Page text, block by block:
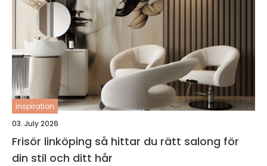
inspiration
03. July 2026
Frisör linköping så hittar du rätt salong för
din stil och ditt hår